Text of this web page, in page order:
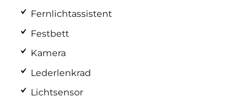
Fernlichtassistent
Festbett
Kamera
Lederlenkrad
Lichtsensor